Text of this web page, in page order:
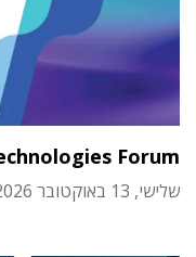
Forum
שלישי, 13 באוקטובר 2026